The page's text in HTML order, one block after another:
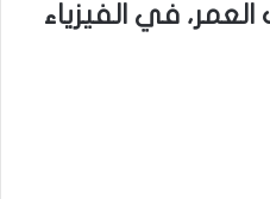
في الفيزياء